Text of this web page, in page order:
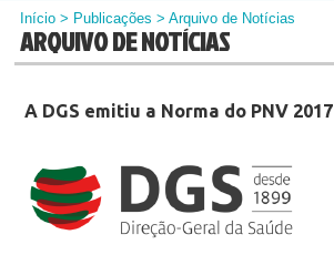
Início > Publicações > Arquivo de Notícias
ARQUIVO DE NOTÍCIAS
A DGS emitiu a Norma do PNV 2017